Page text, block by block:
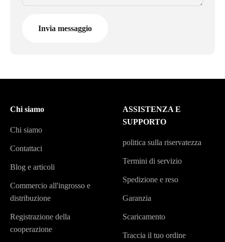
Invia messaggio
Chi siamo
Chi siamo
Contattaci
Blog e articoli
Commercio all'ingrosso e
distribuzione
Registrazione della
cooperazione
ASSISTENZA E
SUPPORTO
politica sulla riservatezza
Termini di servizio
Spedizione e reso
Garanzia
Scaricamento
Traccia il tuo ordine